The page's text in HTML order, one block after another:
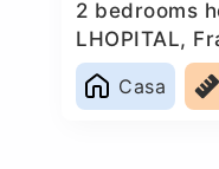
2 bedrooms
LHOPITAL,
Casa